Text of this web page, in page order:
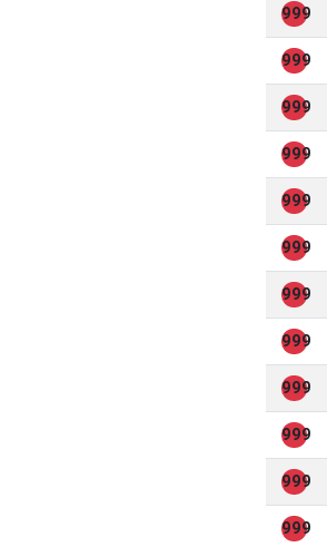
999
999
999
999
999
999
999
999
999
999
999
999